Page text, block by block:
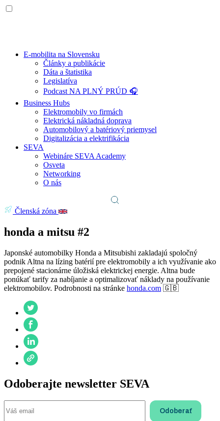
E-mobilita na Slovensku
Články a publikácie
Dáta a štatistika
Legislatíva
Podcast NA PLNÝ PRÚD 🎧
Business Hubs
Elektromobily vo firmách
Elektrická nákladná doprava
Automobilový a batériový priemysel
Digitalizácia a elektrifikácia
SEVA
Webináre SEVA Academy
Osveta
Networking
O nás
Členská zóna
honda a mitsu #2
Japonské automobilky Honda a Mitsubishi zakladajú spoločný
podnik Altna na lízing batérií pre elektromobily a ich využívanie ako
prepojené stacionárne úložiská elektrickej energie. Altna bude
ponúkať tarify za nabíjanie a optimalizovať náklady na používanie
elektromobilov. Podrobnosti na stránke honda.com 🇬🇧
Odoberajte newsletter SEVA